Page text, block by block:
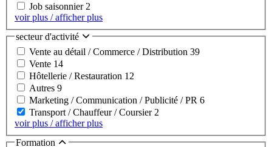
Job saisonnier 2
voir plus / afficher plus
secteur d'activité
Vente au détail / Commerce / Distribution 39
Vente 14
Hôtellerie / Restauration 12
Autres 9
Marketing / Communication / Publicité / PR 6
Transport / Chauffeur / Coursier2
voir plus / afficher plus
Formation